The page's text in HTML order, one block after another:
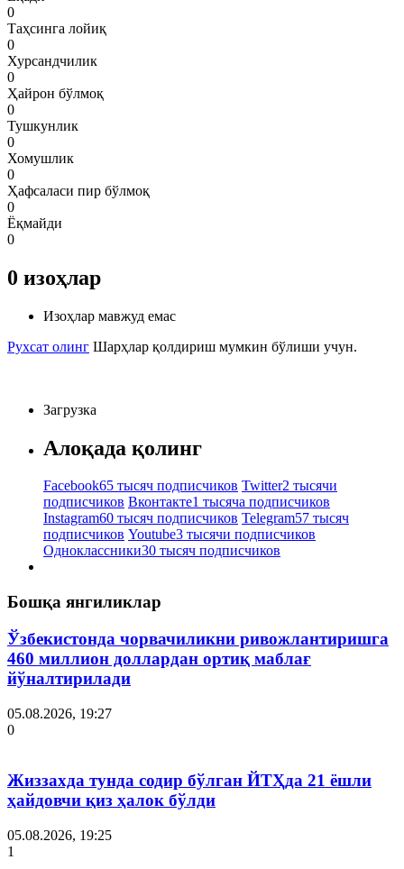
0
Таҳсинга лойиқ
0
Хурсандчилик
0
Ҳайрон бўлмоқ
0
Тушкунлик
0
Хомушлик
0
Ҳафсаласи пир бўлмоқ
0
Ёқмайди
0
0 изоҳлар
Изоҳлар мавжуд емас
Рухсат олинг Шарҳлар қолдириш мумкин бўлиши учун.
Загрузка
Алоқада қолинг
Facebook65 тысяч подписчиков Twitter2 тысячи
подписчиков Вконтакте1 тысяча подписчиков
Instagram60 тысяч подписчиков Telegram57 тысяч
подписчиков Youtube3 тысячи подписчиков
Одноклассники30 тысяч подписчиков
Бошқа янгиликлар
Ўзбекистонда чорвачиликни ривожлантиришга
460 миллион доллардан ортиқ маблағ
йўналтирилади
05.08.2026, 19:27
0
Жиззахда тунда содир бўлган ЙТҲда 21 ёшли
ҳайдовчи қиз ҳалок бўлди
05.08.2026, 19:25
1